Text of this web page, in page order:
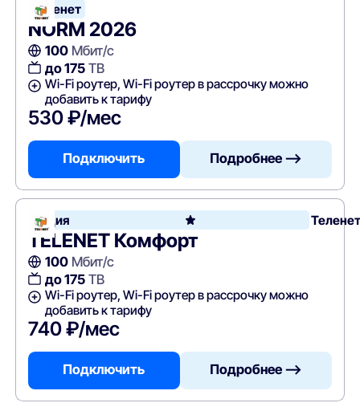
Теленет
NORM 2026
100Мбит/с
до 175ТВ
Wi-Fi роутер, Wi-Fi роутер в рассрочку можно
добавить к тарифу
530 ₽/мес
Подключить Подробнее —>
Акция
TELENET Комфорт
100Мбит/с
до 175ТВ
Wi-Fi роутер, Wi-Fi роутер в рассрочку можно
добавить к тарифу
740 ₽/мес
Подключить Подробнее —>